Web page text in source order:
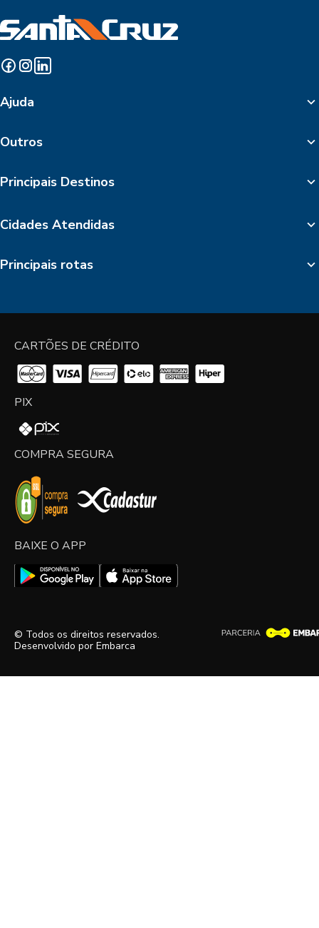
Ajuda
Outros
Principais Destinos
Cidades Atendidas
Principais rotas
CARTÕES DE CRÉDITO
PIX
COMPRA SEGURA
BAIXE O APP
© Todos os direitos reservados.
Desenvolvido por Embarca